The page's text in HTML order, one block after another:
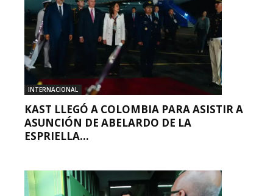
INTERNACIONAL
KAST LLEGÓ A COLOMBIA PARA ASISTIR A
ASUNCIÓN DE ABELARDO DE LA
ESPRIELLA...